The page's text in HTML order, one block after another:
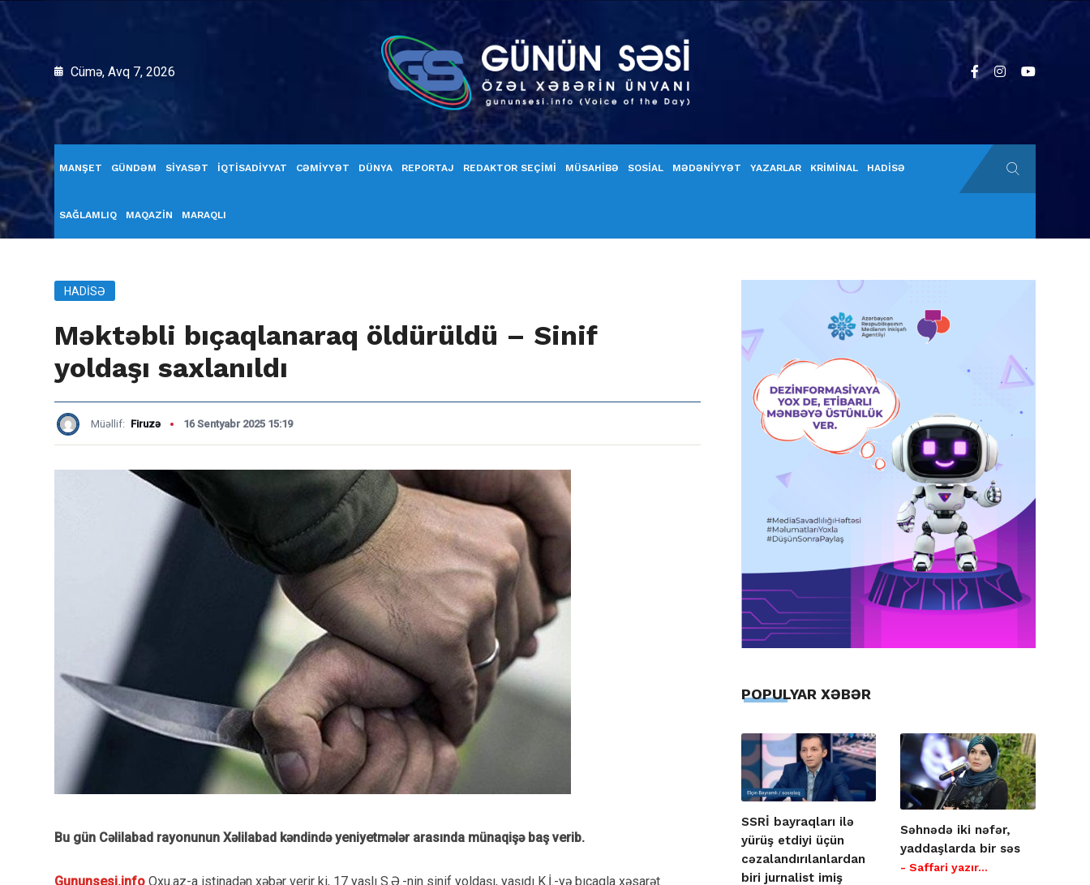
Cümə, Avq 7, 2026
MANŞET GÜNDƏM SİYASƏT İQTİSADİYYAT CƏMİYYƏT DÜNYA REPORTAJ REDAKTOR SEÇİMİ MÜSAHİBƏ SOSİAL MƏDƏNİYYƏT YAZARLAR KRİMİNAL HADİSƏ
SAĞLAMLIQ MAQAZİN MARAQLI
HADISƏ
Məktəbli bıçaqlanaraq öldürüldü – Sinif
yoldaşı saxlanıldı
Müəllif: Firuzə 16 Sentyabr 2025 15:19
Bu gün Cəlilabad rayonunun Xəlilabad kəndində yeniyetmələr arasında münaqişə baş verib.
Gununsesi.info Oxu.az-a istinadən xəbər verir ki, 17 yaşlı S.Ə.-nin sinif yoldaşı, yaşıdı K.İ.-yə bıçaqla xəsarət
POPULYAR XƏBƏR
SSRİ bayraqları ilə
yürüş etdiyi üçün
cəzalandırılanlardan
biri jurnalist imiş
Səhnədə iki nəfər,
yaddaşlarda bir səs
- Saffari yazır…